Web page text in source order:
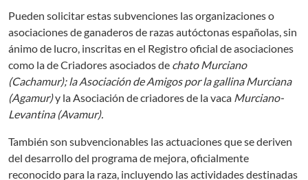
Pueden solicitar estas subvenciones las organizaciones o
asociaciones de ganaderos de razas autóctonas españolas, sin
ánimo de lucro, inscritas en el Registro oficial de asociaciones
como la de Criadores asociados de chato Murciano
(Cachamur); la Asociación de Amigos por la gallina Murciana
(Agamur)y la Asociación de criadores de la vaca Murciano-
Levantina (Avamur).
También son subvencionables las actuaciones que se deriven
del desarrollo del programa de mejora, oficialmente
reconocido para la raza, incluyendo las actividades destinadas